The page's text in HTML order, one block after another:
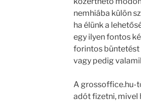
nemhiába külön
ha élünk a
egy ilyen fontos
forintos büntetést
vagy pedig
A grossoffice.hu-
adót fizetni, mivel